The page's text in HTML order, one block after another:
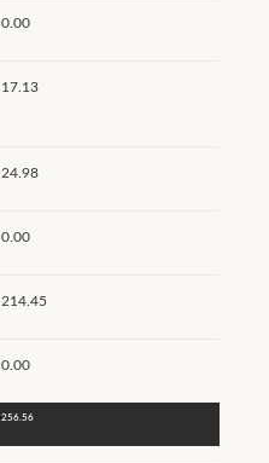
0.00
17.13
24.98
0.00
214.45
0.00
256.56